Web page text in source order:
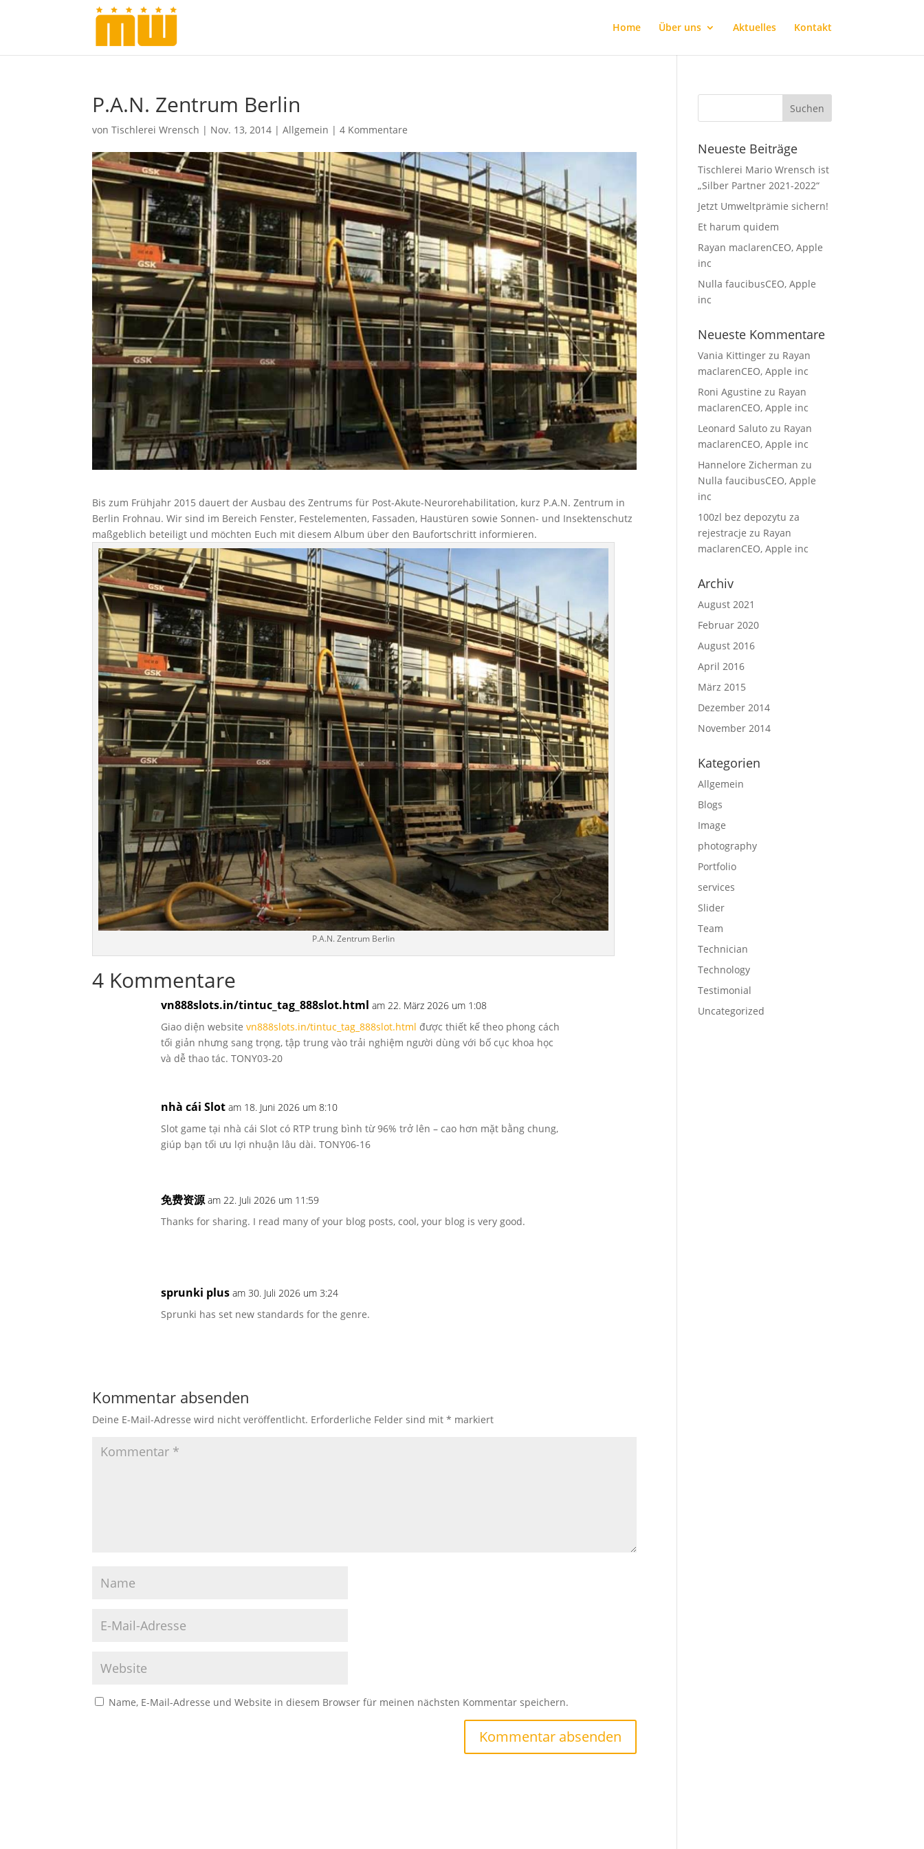
Home Über uns Aktuelles Kontakt
P.A.N. Zentrum Berlin
vonTischlerei Wrensch | Nov. 13, 2014 |Allgemein |4 Kommentare
Bis zum Frühjahr 2015 dauert der Ausbau des Zentrums für Post-Akute-Neurorehabilitation, kurz P.A.N. Zentrum in
Berlin Frohnau. Wir sind im Bereich Fenster, Festelementen, Fassaden, Haustüren sowie Sonnen- und Insektenschutz
maßgeblich beteiligt und möchten Euch mit diesem Album über den Baufortschritt informieren.
P.A.N. Zentrum Berlin
4 Kommentare
vn888slots.in/tintuc_tag_888slot.html am 22. März 2026 um 1:08
Giao diện websitevn888slots.in/tintuc_tag_888slot.html được thiết kế theo phong cách
tối giản nhưng sang trọng, tập trung vào trải nghiệm người dùng với bố cục khoa học
và dễ thao tác. TONY03-20
nhà cái Slot am 18. Juni 2026 um 8:10
Slot game tại nhà cái Slot có RTP trung bình từ 96% trở lên – cao hơn mặt bằng chung,
giúp bạn tối ưu lợi nhuận lâu dài. TONY06-16
免费资源 am 22. Juli 2026 um 11:59
Thanks for sharing. I read many of your blog posts, cool, your blog is very good.
sprunki plus am 30. Juli 2026 um 3:24
Sprunki has set new standards for the genre.
Kommentar absenden
Deine E-Mail-Adresse wird nicht veröffentlicht. Erforderliche Felder sind mit* markiert
Name, E-Mail-Adresse und Website in diesem Browser für meinen nächsten Kommentar speichern.
Neueste Beiträge
Tischlerei Mario Wrensch ist
„Silber Partner 2021-2022“
Jetzt Umweltprämie sichern!
Et harum quidem
Rayan maclarenCEO, Apple
inc
Nulla faucibusCEO, Apple
inc
Neueste Kommentare
Vania Kittinger zu Rayan
maclarenCEO, Apple inc
Roni Agustine zu Rayan
maclarenCEO, Apple inc
Leonard Saluto zu Rayan
maclarenCEO, Apple inc
Hannelore Zicherman zu
Nulla faucibusCEO, Apple
inc
100zl bez depozytu za
rejestracje zu Rayan
maclarenCEO, Apple inc
Archiv
August 2021
Februar 2020
August 2016
April 2016
März 2015
Dezember 2014
November 2014
Kategorien
Allgemein
Blogs
Image
photography
Portfolio
services
Slider
Team
Technician
Technology
Testimonial
Uncategorized